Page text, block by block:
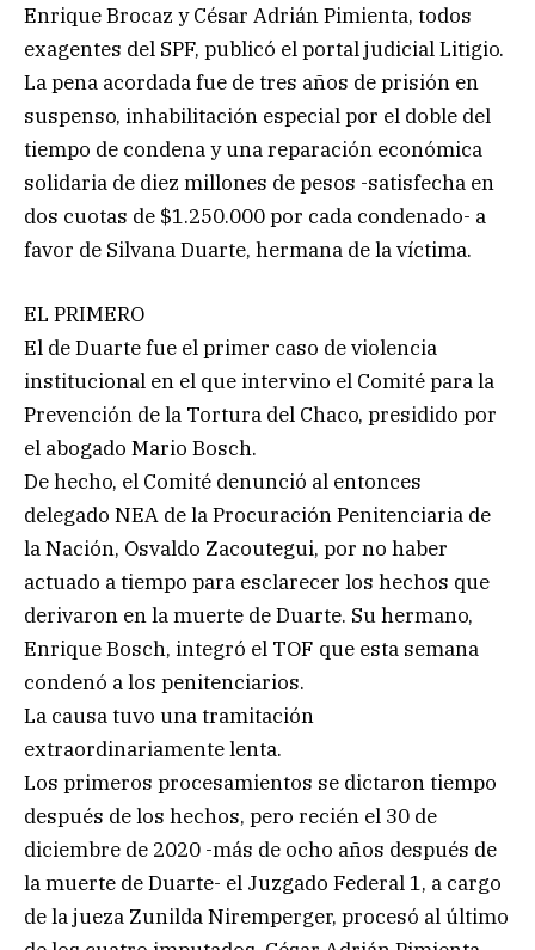
Enrique Brocaz y César Adrián Pimienta, todos
exagentes del SPF, publicó el portal judicial Litigio.
La pena acordada fue de tres años de prisión en
suspenso, inhabilitación especial por el doble del
tiempo de condena y una reparación económica
solidaria de diez millones de pesos -satisfecha en
dos cuotas de $1.250.000 por cada condenado- a
favor de Silvana Duarte, hermana de la víctima.
EL PRIMERO
El de Duarte fue el primer caso de violencia
institucional en el que intervino el Comité para la
Prevención de la Tortura del Chaco, presidido por
el abogado Mario Bosch.
De hecho, el Comité denunció al entonces
delegado NEA de la Procuración Penitenciaria de
la Nación, Osvaldo Zacoutegui, por no haber
actuado a tiempo para esclarecer los hechos que
derivaron en la muerte de Duarte. Su hermano,
Enrique Bosch, integró el TOF que esta semana
condenó a los penitenciarios.
La causa tuvo una tramitación
extraordinariamente lenta.
Los primeros procesamientos se dictaron tiempo
después de los hechos, pero recién el 30 de
diciembre de 2020 -más de ocho años después de
la muerte de Duarte- el Juzgado Federal 1, a cargo
de la jueza Zunilda Niremperger, procesó al último